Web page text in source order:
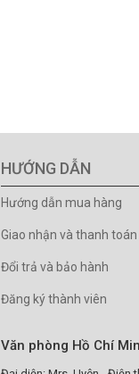
HƯỚNG DẪN
Hướng dẫn mua hàng
Giao nhận và thanh toán
Đổi trả và bảo hành
Đăng ký thành viên
Văn phòng Hồ Chí